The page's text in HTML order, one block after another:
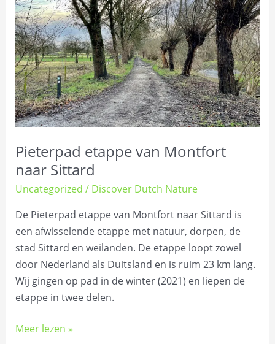
Pieterpad etappe van Montfort
naar Sittard
Uncategorized / Discover Dutch Nature
De Pieterpad etappe van Montfort naar Sittard is
een afwisselende etappe met natuur, dorpen, de
stad Sittard en weilanden. De etappe loopt zowel
door Nederland als Duitsland en is ruim 23 km lang.
Wij gingen op pad in de winter (2021) en liepen de
etappe in twee delen.
van
Montfort
naar
Sittard
Meer lezen »